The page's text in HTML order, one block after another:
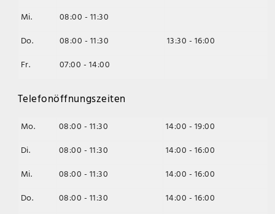
Mi.
08:00 - 11:30
Do.
08:00 - 11:30
13:30 - 16:00
Fr.
07:00 - 14:00
Telefonöffnungszeiten
Mo. 08:00 - 11:30
14:00 - 19:00
Di.
08:00 - 11:30
14:00 - 16:00
Mi.
08:00 - 11:30
14:00 - 16:00
Do.
08:00 - 11:30
14:00 - 16:00